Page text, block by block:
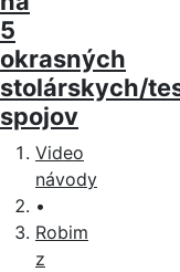
5
okrasných
stolárskych/
spojov
Video
návody
•
Robim
z